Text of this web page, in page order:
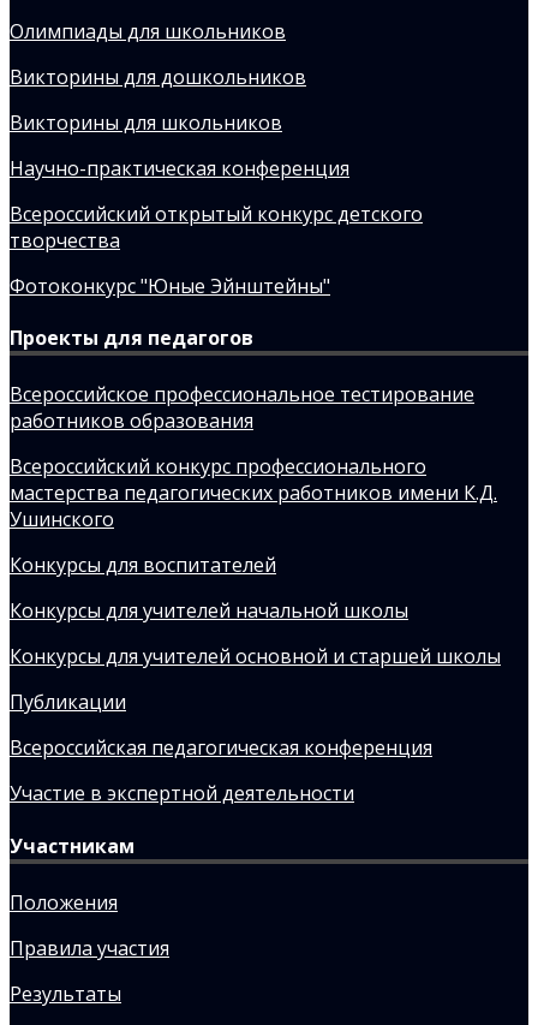
Олимпиады для школьников
Викторины для дошкольников
Викторины для школьников
Научно-практическая конференция
Всероссийский открытый конкурс детского
творчества
Фотоконкурс "Юные Эйнштейны"
Проекты для педагогов
Всероссийское профессиональное тестирование
работников образования
Всероссийский конкурс профессионального
мастерства педагогических работников имени К.Д.
Ушинского
Конкурсы для воспитателей
Конкурсы для учителей начальной школы
Конкурсы для учителей основной и старшей школы
Публикации
Всероссийская педагогическая конференция
Участие в экспертной деятельности
Участникам
Положения
Правила участия
Результаты